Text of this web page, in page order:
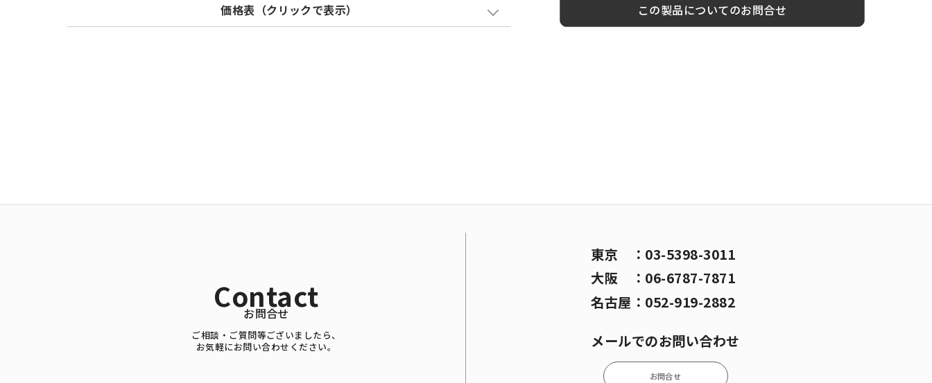
価格表（クリックで表示） この製品についてのお問合せ
Contact
お問合せ
ご相談・ご質問等ございましたら、
お気軽にお問い合わせください。
東京 ： 03-5398-3011
大阪
： 06-6787-7871
名古屋 ： 052-919-2882
メールでのお問い合わせ
お問合せ